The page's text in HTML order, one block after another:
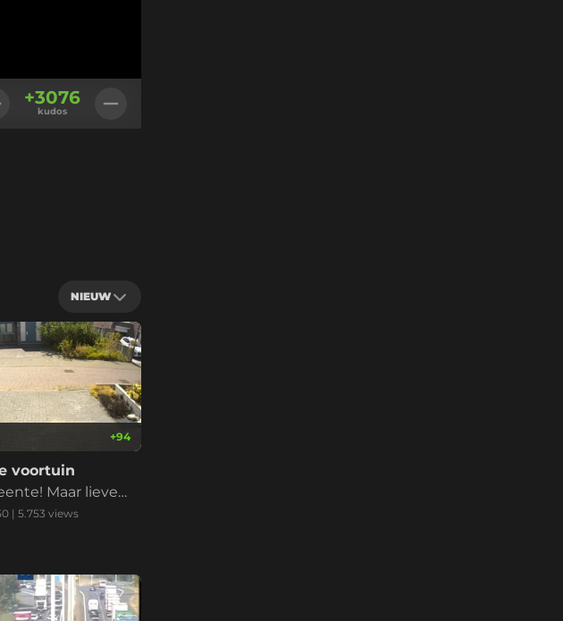
+3076
kudos
NIEUW
+94
voortuin
Maar liever
de droogte
|5.753 views